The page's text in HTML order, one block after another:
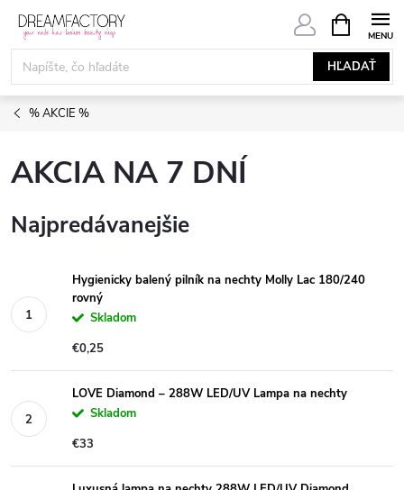
Prejsť
obsah
HĽADAŤ
KOŠÍK
% AKCIE %
AKCIA NA 7 DNÍ
Najpredávanejšie
Hygienicky balený pilník na nechty Molly Lac 180/240
rovný
Skladom
€0,25
LOVE Diamond – 288W LED/UV Lampa na nechty
Skladom
€33